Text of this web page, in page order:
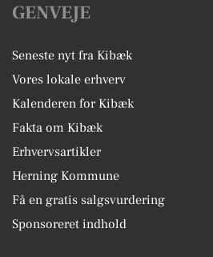
GENVEJE
Seneste nyt fra Kibæk
Vores lokale erhverv
Kalenderen for Kibæk
Fakta om Kibæk
Erhvervsartikler
Herning Kommune
Få en gratis salgsvurdering
Sponsoreret indhold